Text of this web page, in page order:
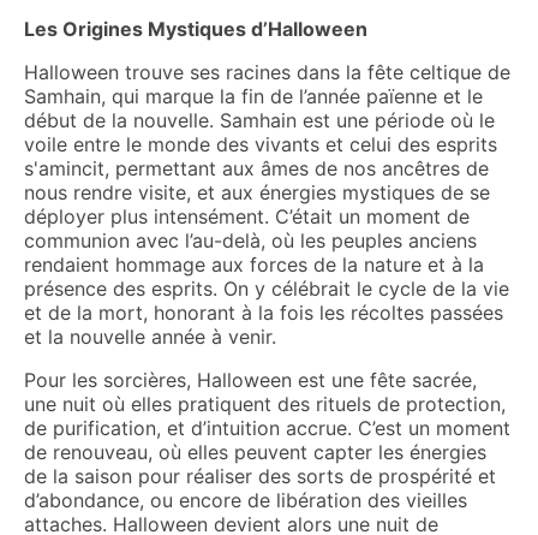
Les Origines Mystiques d’Halloween
Halloween trouve ses racines dans la fête celtique de
Samhain, qui marque la fin de l’année païenne et le
début de la nouvelle. Samhain est une période où le
voile entre le monde des vivants et celui des esprits
s'amincit, permettant aux âmes de nos ancêtres de
nous rendre visite, et aux énergies mystiques de se
déployer plus intensément. C’était un moment de
communion avec l’au-delà, où les peuples anciens
rendaient hommage aux forces de la nature et à la
présence des esprits. On y célébrait le cycle de la vie
et de la mort, honorant à la fois les récoltes passées
et la nouvelle année à venir.
Pour les sorcières, Halloween est une fête sacrée,
une nuit où elles pratiquent des rituels de protection,
de purification, et d’intuition accrue. C’est un moment
de renouveau, où elles peuvent capter les énergies
de la saison pour réaliser des sorts de prospérité et
d’abondance, ou encore de libération des vieilles
attaches. Halloween devient alors une nuit de